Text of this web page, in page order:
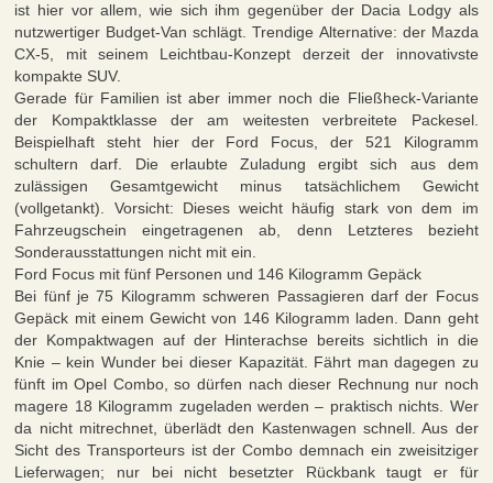
ist hier vor allem, wie sich ihm gegenüber der Dacia Lodgy als
nutzwertiger Budget-Van schlägt. Trendige Alternative: der Mazda
CX-5, mit seinem Leichtbau-Konzept derzeit der innovativste
kompakte SUV.
Gerade für Familien ist aber immer noch die Fließheck-Variante
der Kompaktklasse der am weitesten verbreitete Packesel.
Beispielhaft steht hier der Ford Focus, der 521 Kilogramm
schultern darf. Die erlaubte Zuladung ergibt sich aus dem
zulässigen Gesamtgewicht minus tatsächlichem Gewicht
(vollgetankt). Vorsicht: Dieses weicht häufig stark von dem im
Fahrzeugschein eingetragenen ab, denn Letzteres bezieht
Sonderausstattungen nicht mit ein.
Ford Focus mit fünf Personen und 146 Kilogramm Gepäck
Bei fünf je 75 Kilogramm schweren Passagieren darf der Focus
Gepäck mit einem Gewicht von 146 Kilogramm laden. Dann geht
der Kompaktwagen auf der Hinterachse bereits sichtlich in die
Knie – kein Wunder bei dieser Kapazität. Fährt man dagegen zu
fünft im Opel Combo, so dürfen nach dieser Rechnung nur noch
magere 18 Kilogramm zugeladen werden – praktisch nichts. Wer
da nicht mitrechnet, überlädt den Kastenwagen schnell. Aus der
Sicht des Transporteurs ist der Combo demnach ein zweisitziger
Lieferwagen; nur bei nicht besetzter Rückbank taugt er für